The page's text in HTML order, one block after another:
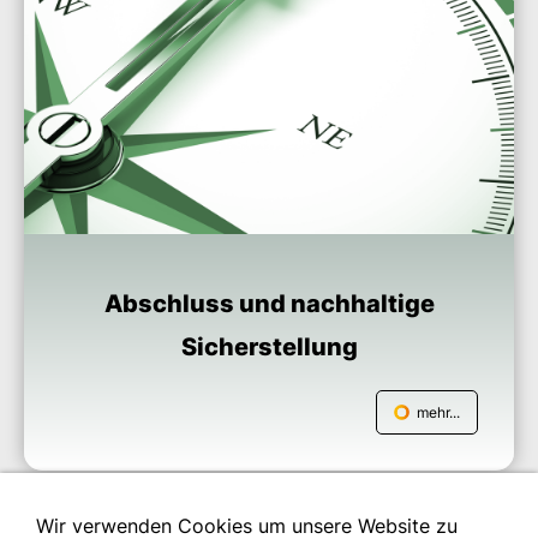
Abschluss und nachhaltige
Sicherstellung
mehr...
Wir verwenden Cookies um unsere Website zu